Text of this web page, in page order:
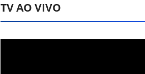
TV AO VIVO